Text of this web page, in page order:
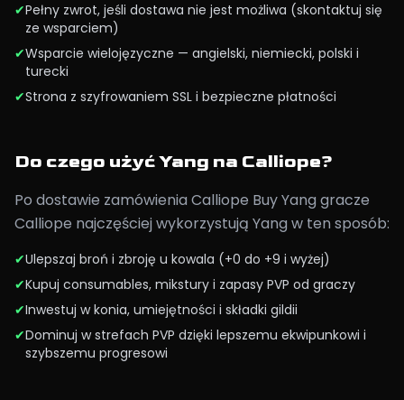
✔Pełny zwrot, jeśli dostawa nie jest możliwa (skontaktuj się
ze wsparciem)
✔Wsparcie wielojęzyczne — angielski, niemiecki, polski i
turecki
✔Strona z szyfrowaniem SSL i bezpieczne płatności
Do czego użyć Yang na Calliope?
Po dostawie zamówienia Calliope Buy Yang gracze
Calliope najczęściej wykorzystują Yang w ten sposób:
✔Ulepszaj broń i zbroję u kowala (+0 do +9 i wyżej)
✔Kupuj consumables, mikstury i zapasy PVP od graczy
✔Inwestuj w konia, umiejętności i składki gildii
✔Dominuj w strefach PVP dzięki lepszemu ekwipunkowi i
szybszemu progresowi